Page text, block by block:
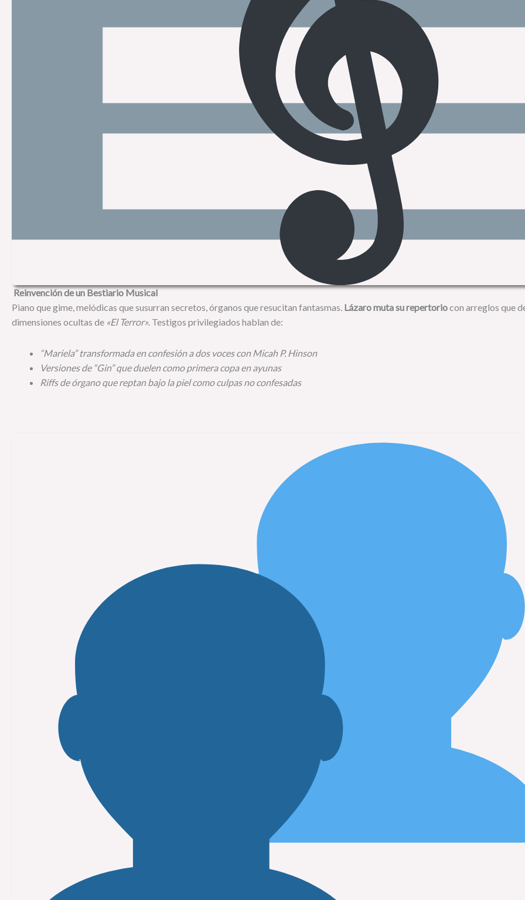
Reinvención de un Bestiario Musical
Piano que gime, melódicas que susurran secretos, órganos que resucitan fantasmas. Lázaro muta su repertoriocon arreglos que
dimensiones ocultas de «El Terror». Testigos privilegiados hablan de:
“Mariela” transformada en confesión a dos voces con Micah P. Hinson
Versiones de “Gin” que duelen como primera copa en ayunas
Riffs de órgano que reptan bajo la piel como culpas no confesadas